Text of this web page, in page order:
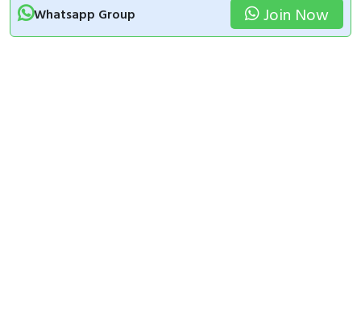
Whatsapp Group Join Now